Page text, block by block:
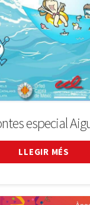
especial
LLEGIR MÉS